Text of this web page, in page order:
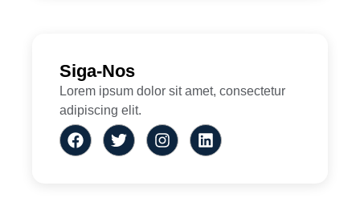
Siga-Nos
Lorem ipsum dolor sit amet, consectetur
adipiscing elit.